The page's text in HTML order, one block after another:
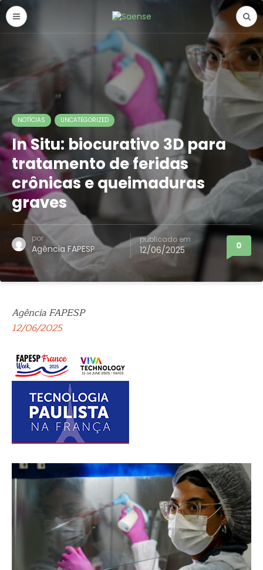
NOTÍCIAS UNCATEGORIZED
In Situ: biocurativo 3D para
tratamento de feridas
crônicas e queimaduras
graves
por
Agência FAPESP
publicado em
12/06/2025 0
Agência FAPESP
12/06/2025